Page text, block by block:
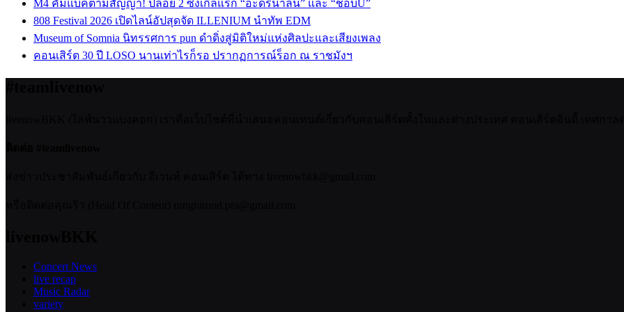
M4 คัมแบคตามสัญญา! ปล่อย 2 ซิงเกิลแรก “อะดรีนาลีน” และ “ชอบU”
808 Festival 2026 เปิดไลน์อัปสุดจัด ILLENIUM นำทัพ EDM
Museum of Somnia นิทรรศการ pun ดำดิ่งสู่มิติใหม่แห่งศิลปะและเสียงเพลง
คอนเสิร์ต 30 ปี LOSO นานเท่าไรก็รอ ปรากฏการณ์ร็อก ณ ราชมังฯ
Concert News
live recap
Music Radar
variety